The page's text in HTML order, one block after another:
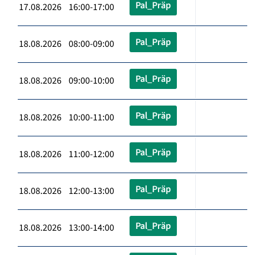
17.08.2026 16:00-17:00 Pal_Präp
18.08.2026 08:00-09:00 Pal_Präp
18.08.2026 09:00-10:00 Pal_Präp
18.08.2026 10:00-11:00 Pal_Präp
18.08.2026 11:00-12:00 Pal_Präp
18.08.2026 12:00-13:00 Pal_Präp
18.08.2026 13:00-14:00 Pal_Präp